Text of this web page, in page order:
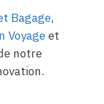
Bagage,
Voyageet
notre